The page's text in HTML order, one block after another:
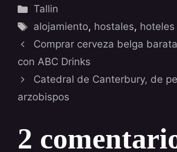
Categorías
Tallin
Etiquetas
alojamiento, hostales, hoteles
Comprar cerveza belga
con ABC Drinks
Catedral de Canterbury, de
arzobispos
2